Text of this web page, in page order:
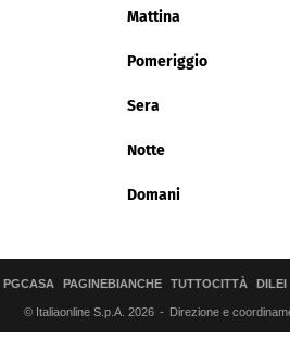
Mattina
Pomeriggio
Sera
Notte
Domani
PGCASA PAGINEBIANCHE TUTTOCITTÀ DILEI
© Italiaonline S.p.A. 2026 Direzione e